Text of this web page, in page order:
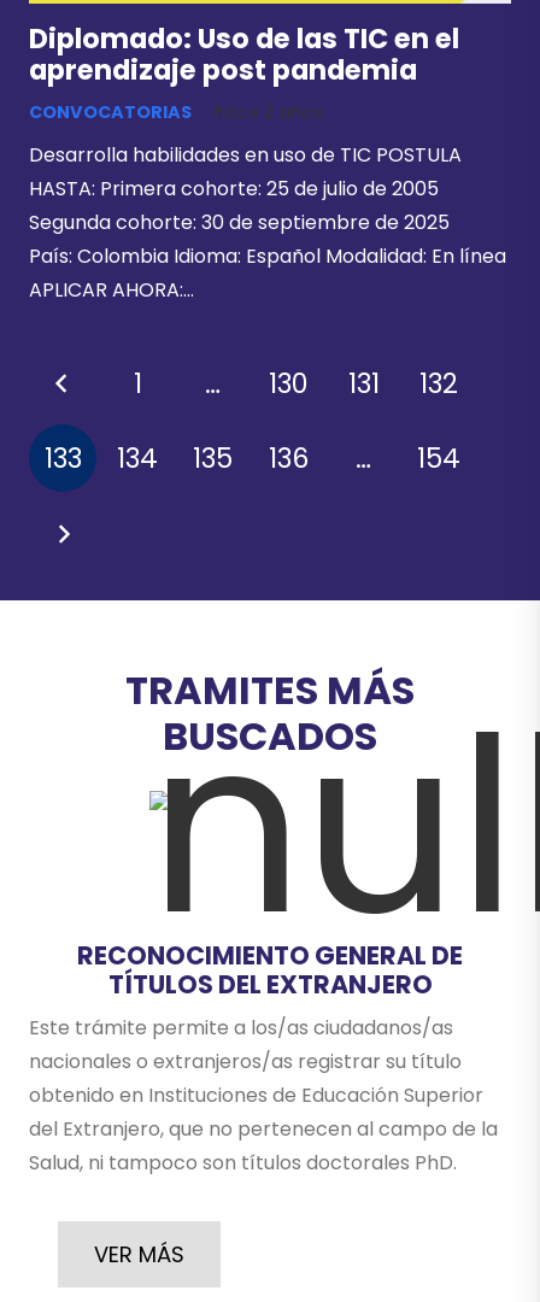
Diplomado: Uso de las TIC en el
aprendizaje post pandemia
CONVOCATORIAS hace 2 años
Desarrolla habilidades en uso de TIC POSTULA
HASTA: Primera cohorte: 25 de julio de 2005
Segunda cohorte: 30 de septiembre de 2025
País: Colombia Idioma: Español Modalidad: En línea
APLICAR AHORA:…
1 … 130 131
132
133
134 135 136 … 154
TRAMITES MÁS
BUSCADOS
RECONOCIMIENTO GENERAL DE
TÍTULOS DEL EXTRANJERO
Este trámite permite a los/as ciudadanos/as
nacionales o extranjeros/as registrar su título
obtenido en Instituciones de Educación Superior
del Extranjero, que no pertenecen al campo de la
Salud, ni tampoco son títulos doctorales PhD.
VER MÁS